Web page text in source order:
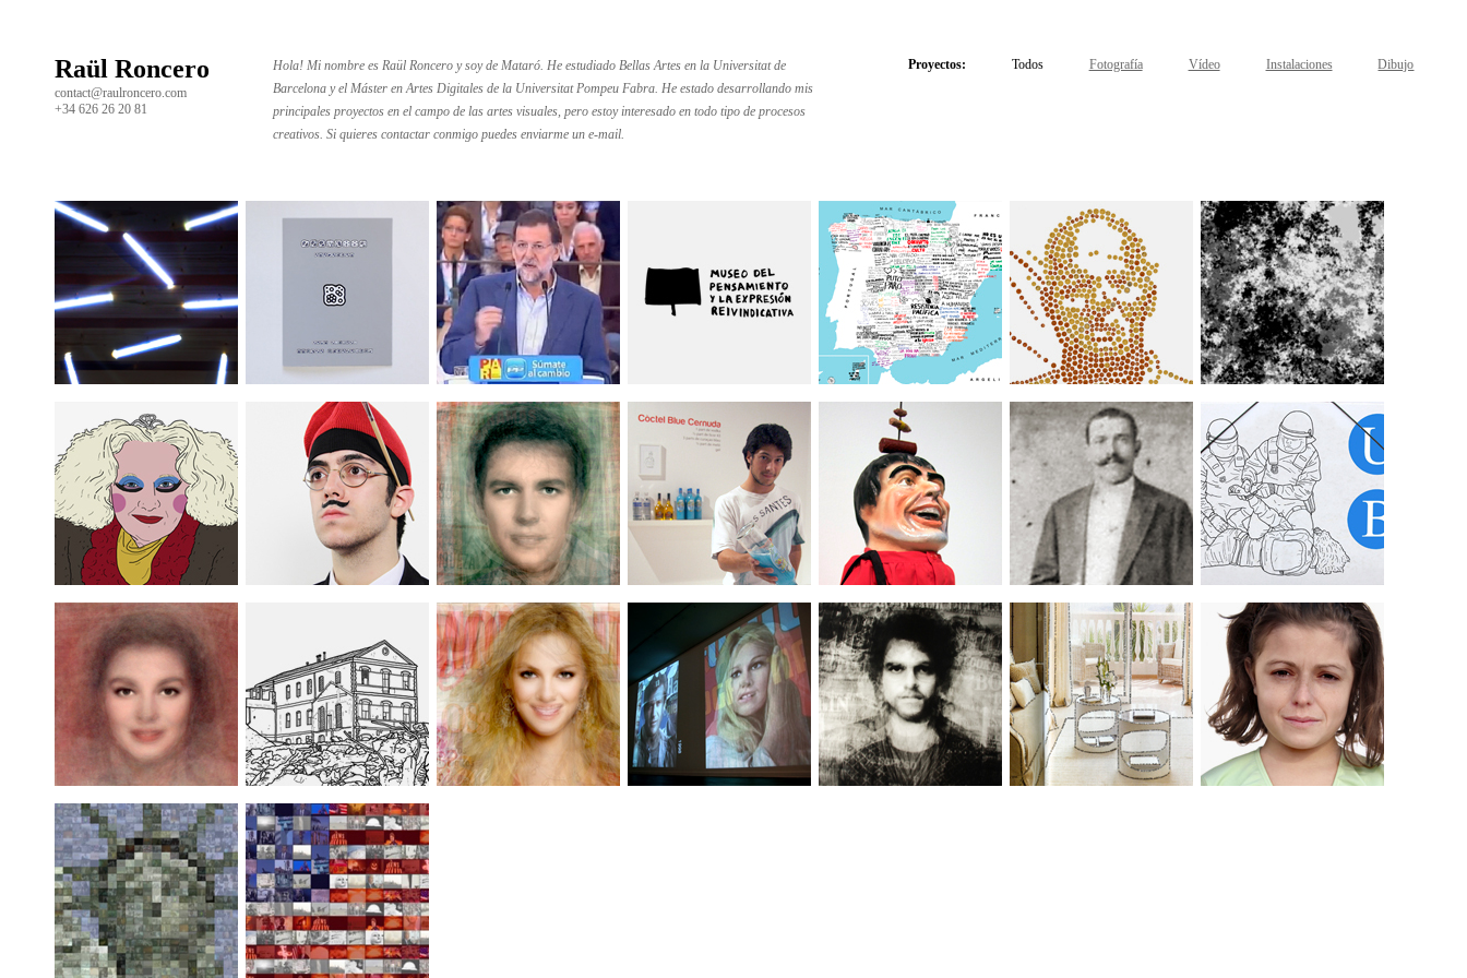
Raül Roncero
contact@raulroncero.com
+34 626 26 20 81
Hola! Mi nombre es Raül Roncero y soy de Mataró. He estudiado Bellas Artes en la Universitat de
Barcelona y el Máster en Artes Digitales de la Universitat Pompeu Fabra. He estado desarrollando mis
principales proyectos en el campo de las artes visuales, pero estoy interesado en todo tipo de procesos
creativos. Si quieres contactar conmigo puedes enviarme un e-mail.
Proyectos: Todos Fotografía Vídeo Instalaciones Dibujo